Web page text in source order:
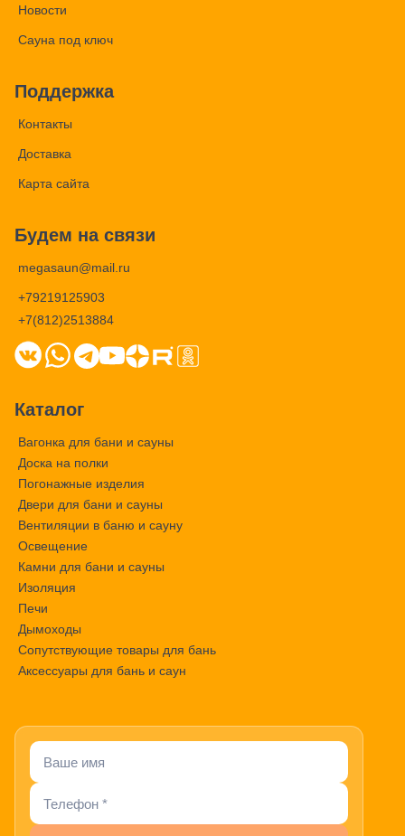
Новости
Сауна под ключ
Поддержка
Контакты
Доставка
Карта сайта
Будем на связи
megasaun@mail.ru
+79219125903
+7(812)2513884
Каталог
Вагонка для бани и сауны
Доска на полки
Погонажные изделия
Двери для бани и сауны
Вентиляции в баню и сауну
Освещение
Камни для бани и сауны
Изоляция
Печи
Дымоходы
Сопутствующие товары для бань
Аксессуары для бань и саун